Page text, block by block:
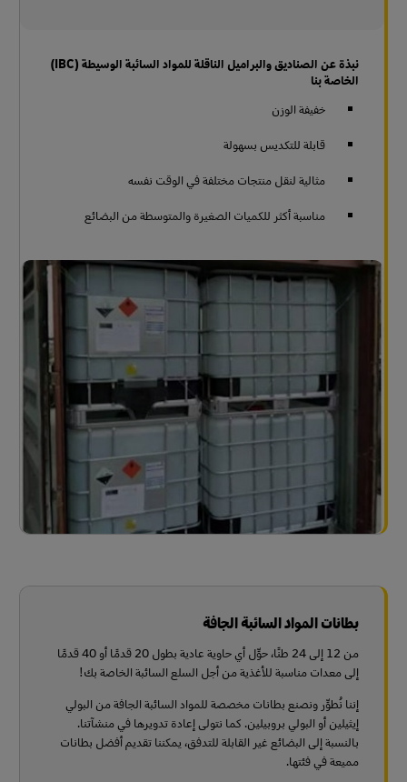
نبذة عن الصناديق والبراميل الناقلة للمواد السائبة الوسيطة (IBC)
الخاصة بنا
خفيفة الوزن
قابلة للتكديس بسهولة
مثالية لنقل منتجات مختلفة في الوقت نفسه
مناسبة أكثر للكميات الصغيرة والمتوسطة من البضائع
بطانات المواد السائبة الجافة
من 12 إلى 24 طنًا، حوِّل أي حاوية عادية بطول 20 قدمًا أو 40 قدمًا
إلى معدات مناسبة للأغذية من أجل السلع السائبة الخاصة بك!
إننا نُطوِّر ونصنع بطانات مخصصة للمواد السائبة الجافة من البولي
إيثيلين أو البولي بروبيلين. كما نتولى إعادة تدويرها في منشآتنا.
بالنسبة إلى البضائع غير القابلة للتدفق، يمكننا تقديم أفضل بطانات
مميعة في فئتها.